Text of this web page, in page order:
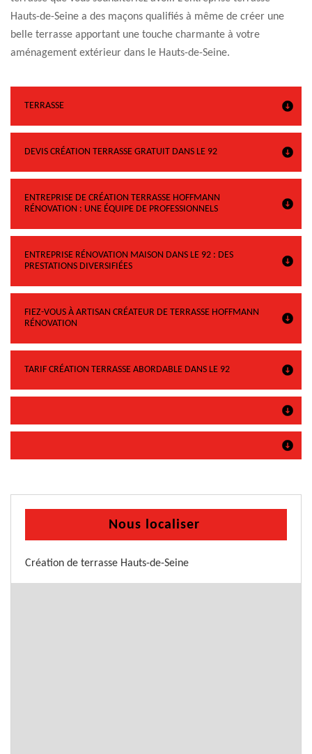
Hauts-de-Seine a des maçons qualifiés à même de créer une
belle terrasse apportant une touche charmante à votre
aménagement extérieur dans le Hauts-de-Seine.
TERRASSE
DEVIS CRÉATION TERRASSE GRATUIT DANS LE 92
ENTREPRISE DE CRÉATION TERRASSE HOFFMANN
RÉNOVATION : UNE ÉQUIPE DE PROFESSIONNELS
ENTREPRISE RÉNOVATION MAISON DANS LE 92 : DES
PRESTATIONS DIVERSIFIÉES
FIEZ-VOUS À ARTISAN CRÉATEUR DE TERRASSE HOFFMANN
RÉNOVATION
TARIF CRÉATION TERRASSE ABORDABLE DANS LE 92
Nous localiser
Création de terrasse Hauts-de-Seine